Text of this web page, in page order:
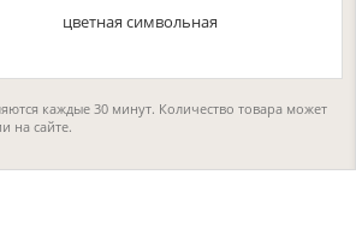
цветная символьная
каждые 30 минут. Количество товара может
на сайте.